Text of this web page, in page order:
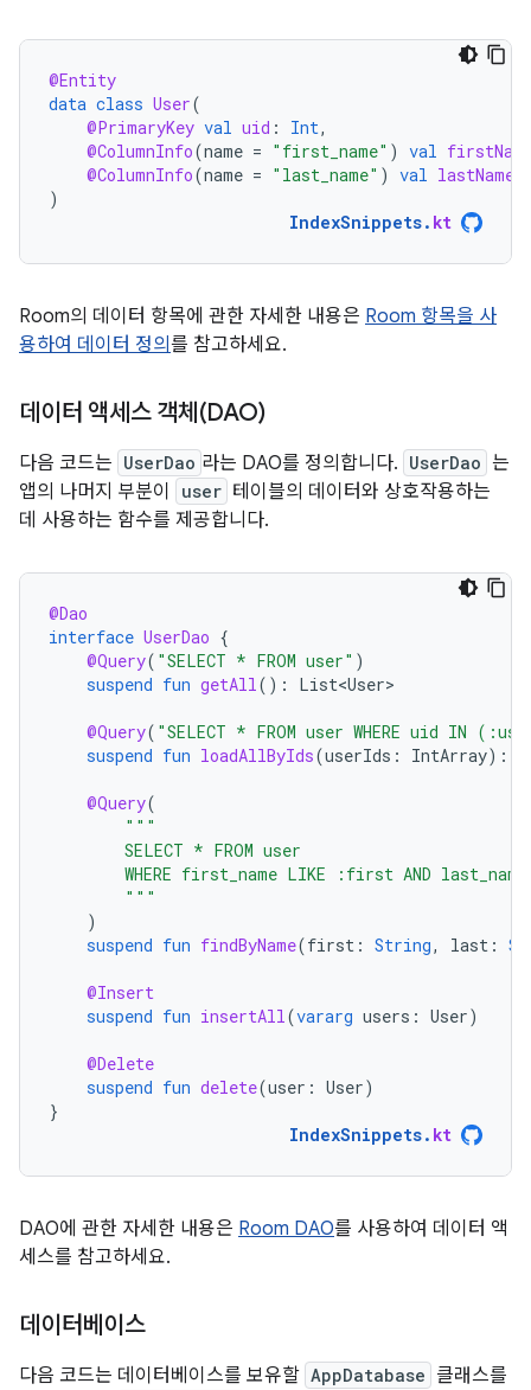
@Entity
data class User(
@PrimaryKey val uid : Int,
@ColumnInfo(name = "first_name" ) val
@ColumnInfo(name = "last_name" ) val lastName
)
IndexSnippets. kt
Room의 데이터 항목에 관한 자세한 내용은 Room 항목을 사
용하여 데이터 정의 를 참고하세요.
데이터 액세스 객체(DAO)
다음 코드는 UserDao 라는 DAO를 정의합니다. UserDao 는
앱의 나머지 부분이
user 테이블의 데이터와 상호작용하는
데 사용하는 함수를 제공합니다.
@Dao
interface UserDao {
@Query( "SELECT * FROM user" )
suspend fun getAll (): List<User>
@Query( "SELECT * FROM user WHERE uid IN
suspend fun loadAllByIds(userIds : IntArray):
@Query(
"""
        SELECT * FROM user
WHERE first_name LIKE :first AND
        """
)
suspend fun findByName(first : String, last :
@Insert
suspend fun insertAll (vararg users : User)
@Delete
suspend fun delete(user : User)
}
IndexSnippets. kt
DAO에 관한 자세한 내용은 Room DAO를 사용하여 데이터 액
세스를 참고하세요.
데이터베이스
다음 코드는 데이터베이스를 보유할 AppDatabase 클래스를